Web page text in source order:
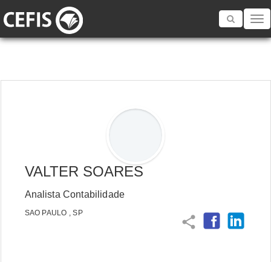
Toggle
VALTER SOARES
Analista Contabilidade
SAO PAULO , SP
share